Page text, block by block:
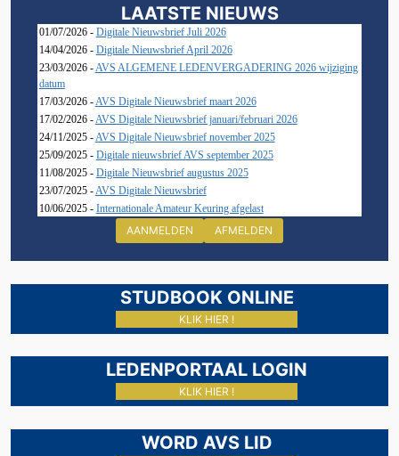
LAATSTE NIEUWS
01/07/2026 - Digitale Nieuwsbrief Juli 2026
14/04/2026 - Digitale Nieuwsbrief April 2026
23/03/2026 - AVS ALGEMENE LEDENVERGADERING 2026 wijziging
datum
17/03/2026 - AVS Digitale Nieuwsbrief maart 2026
17/02/2026 - AVS Digitale Nieuwsbrief januari/februari 2026
24/11/2025 - AVS Digitale Nieuwsbrief november 2025
25/09/2025 - Digitale nieuwsbrief AVS september 2025
11/08/2025 - Digitale Nieuwsbrief augustus 2025
23/07/2025 - AVS Digitale Nieuwsbrief
10/06/2025 - Internationale Amateur Keuring afgelast
AANMELDEN AFMELDEN
STUDBOOK ONLINE
KLIK HIER !
LEDENPORTAAL LOGIN
KLIK HIER !
WORD AVS LID